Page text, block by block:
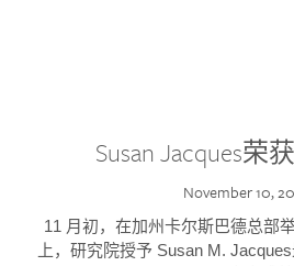
Susan Jacques荣
November 10,
11 月初，在加州卡尔斯巴德总部
上，研究院授予 Susan M.